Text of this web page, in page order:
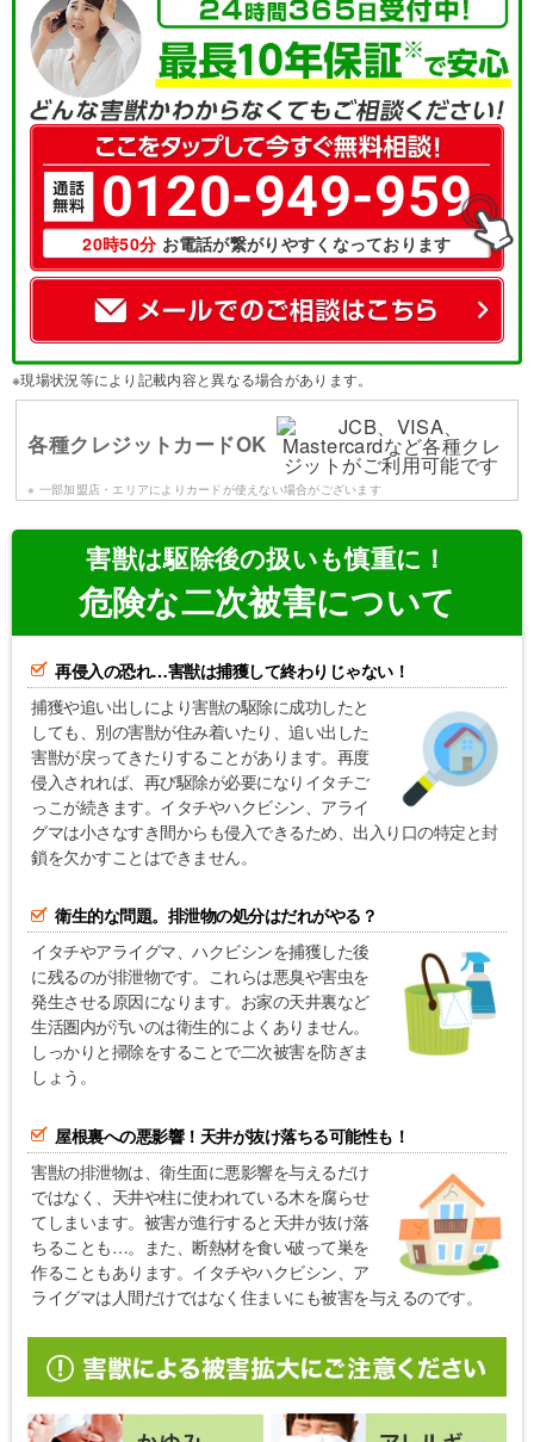
0120-949-959
20時50分お電話が繋がりやすくなっております
※現場状況等により記載内容と異なる場合があります。
各種クレジットカードOK
※ 一部加盟店・エリアによりカードが使えない場合がございます
害獣は駆除後の扱いも慎重に！
危険な二次被害について
再侵入の恐れ…害獣は捕獲して終わりじゃない！
捕獲や追い出しにより害獣の駆除に成功したと
しても、別の害獣が住み着いたり、追い出した
害獣が戻ってきたりすることがあります。再度
侵入されれば、再び駆除が必要になりイタチご
っこが続きます。イタチやハクビシン、アライ
グマは小さなすき間からも侵入できるため、出入り口の特定と封
鎖を欠かすことはできません。
衛生的な問題。排泄物の処分はだれがやる？
イタチやアライグマ、ハクビシンを捕獲した後
に残るのが排泄物です。これらは悪臭や害虫を
発生させる原因になります。お家の天井裏など
生活圏内が汚いのは衛生的によくありません。
しっかりと掃除をすることで二次被害を防ぎま
しょう。
屋根裏への悪影響！天井が抜け落ちる可能性も！
害獣の排泄物は、衛生面に悪影響を与えるだけ
ではなく、天井や柱に使われている木を腐らせ
てしまいます。被害が進行すると天井が抜け落
ちることも…。また、断熱材を食い破って巣を
作ることもあります。イタチやハクビシン、ア
ライグマは人間だけではなく住まいにも被害を与えるのです。